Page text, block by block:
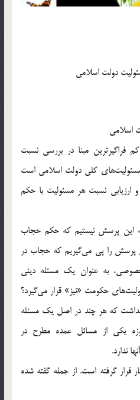
دولت اسلامی
اسلامی
مبنا در بررسی نسبت
کلی دولت اسلامی است
نسبت هر مسئوليت با حکم
اين پرسش نيستيم که حکم حجاب
پرسش را پی می‌گيريم که حجاب در
به عنوان يک مسئله دينی
حکومت «نيز» قرار می‌گيرد؟
که هر چند در اصل يک مسئله
يکی از مسائل عمده مطرح در
ندارد.
قرار گرفته است. از جمله گفته شده